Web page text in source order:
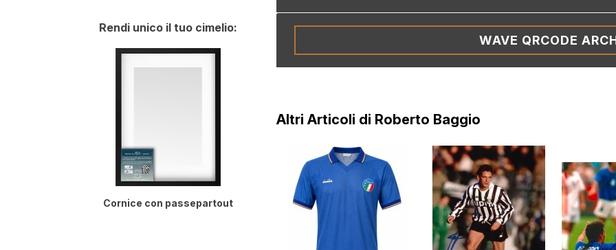
Rendi unico il tuo cimelio:
Cornice con passepartout
WAVE QRCODE
Altri Articoli di Roberto Baggio